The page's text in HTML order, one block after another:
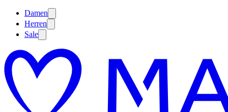
Damen
Herren
Sale